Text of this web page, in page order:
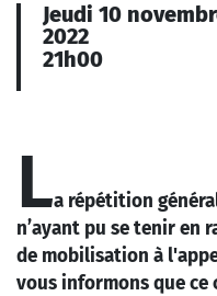
Jeudi 10
2022
21h00
La répétition
n’ayant pu se tenir en
de mobilisation à
vous informons que ce